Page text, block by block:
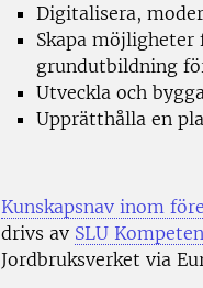
Digitalisera,
Skapa
grundutbildning
Utveckla och
Upprätthålla en
Kunskapsnav inom
drivs av SLU
Jordbruksverket via